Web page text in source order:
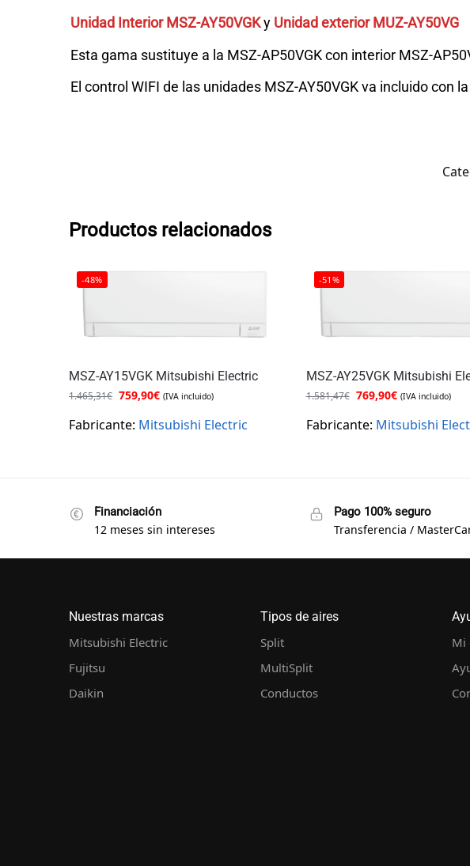
Unidad Interior MSZ-AY50VGKy Unidad exterior MUZ-AY50VG
Esta gama sustituye a la MSZ-AP50VGK con interior MSZ-
El control WIFI de las unidades MSZ-AY50VGK va incluido con
Productos relacionados
-48%
MSZ-AY15VGK Mitsubishi Electric
1.465,31€ 759,90€ (IVA incluido)
Fabricante: Mitsubishi Electric
-51%
MSZ-AY25VGK Mitsubishi
1.581,47€ 769,90€ (IVA incluido)
Fabricante: Mitsubishi
Financiación
12 meses sin intereses
Pago 100% seguro
Transferencia /
Nuestras marcas
Mitsubishi Electric
Fujitsu
Daikin
Tipos de aires
Split
MultiSplit
Conductos
Mi